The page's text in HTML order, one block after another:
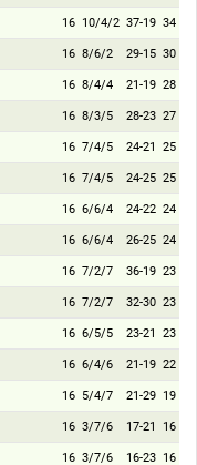
16 10/4/2 37-19 34
16 8/6/2 29-15 30
16 8/4/4 21-19 28
16 8/3/5 28-23 27
16 7/4/5 24-21 25
16 7/4/5 24-25 25
16 6/6/4 24-22 24
16 6/6/4 26-25 24
16 7/2/7 36-19 23
16 7/2/7 32-30 23
16 6/5/5 23-21 23
16 6/4/6 21-19 22
16 5/4/7 21-29 19
16 3/7/6 17-21 16
16 3/7/6 16-23 16